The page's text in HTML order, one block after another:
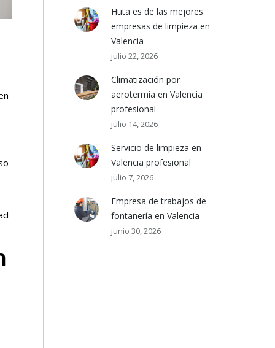
Huta es de las mejores
empresas de limpieza en
Valencia
julio 22, 2026
Climatización por
aerotermia en Valencia
profesional
julio 14, 2026
Servicio de limpieza en
Valencia profesional
julio 7, 2026
Empresa de trabajos de
fontanería en Valencia
junio 30, 2026